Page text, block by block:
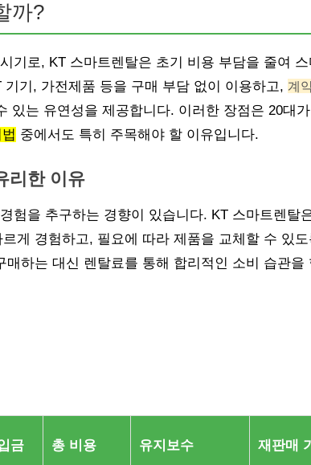
까?
기로, KT 스마트렌탈은 초기 비용 부담을 줄여
기, 가전제품 등을 구매 부담 없이 이용하고, 계
있는 유연성을 제공합니다. 이러한 장점은 20대가
중에서도 특히 주목해야 할 이유입니다.
리한 이유
험을 추구하는 경향이 있습니다. KT 스마트렌탈
게 경험하고, 필요에 따라 제품을 교체할 수 있도
매하는 대신 렌탈료를 통해 합리적인 소비 습관을
금 총 비용 유지보수 재판매